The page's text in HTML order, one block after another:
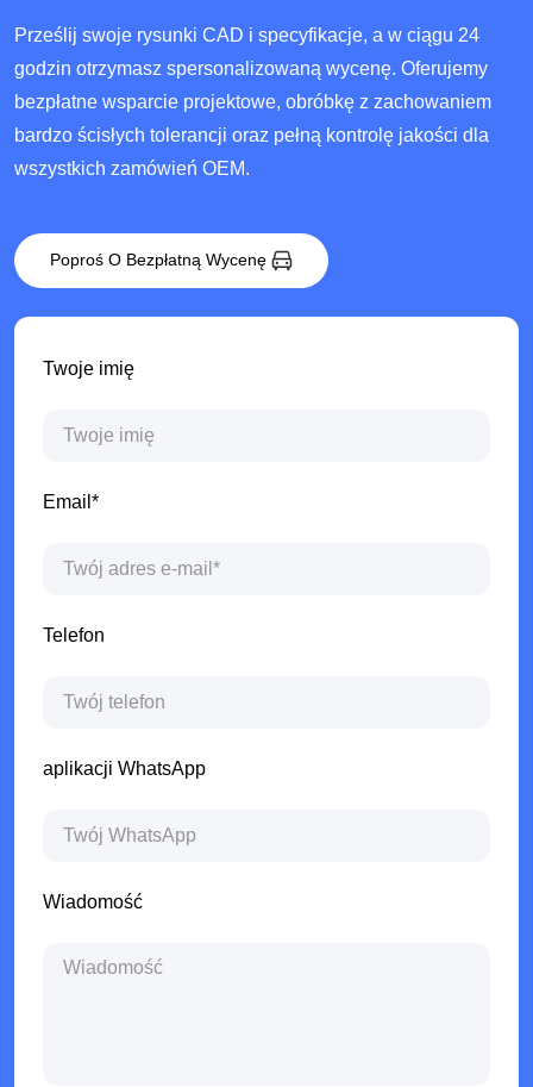
Prześlij swoje rysunki CAD i specyfikacje, a w ciągu 24
godzin otrzymasz spersonalizowaną wycenę. Oferujemy
bezpłatne wsparcie projektowe, obróbkę z zachowaniem
bardzo ścisłych tolerancji oraz pełną kontrolę jakości dla
wszystkich zamówień OEM.
Poproś O Bezpłatną Wycenę
Twoje imię
Email*
Telefon
aplikacji WhatsApp
Wiadomość